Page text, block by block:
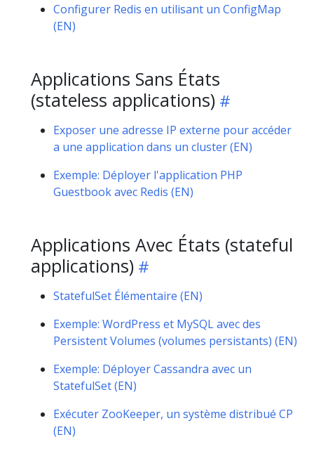
Configurer Redis en utilisant un ConfigMap
(EN)
Applications Sans États
(stateless applications)
Exposer une adresse IP externe pour accéder
a une application dans un cluster (EN)
Exemple: Déployer l'application PHP
Guestbook avec Redis (EN)
Applications Avec États (stateful
applications)
StatefulSet Élémentaire (EN)
Exemple: WordPress et MySQL avec des
Persistent Volumes (volumes persistants) (EN)
Exemple: Déployer Cassandra avec un
StatefulSet (EN)
Exécuter ZooKeeper, un système distribué CP
(EN)